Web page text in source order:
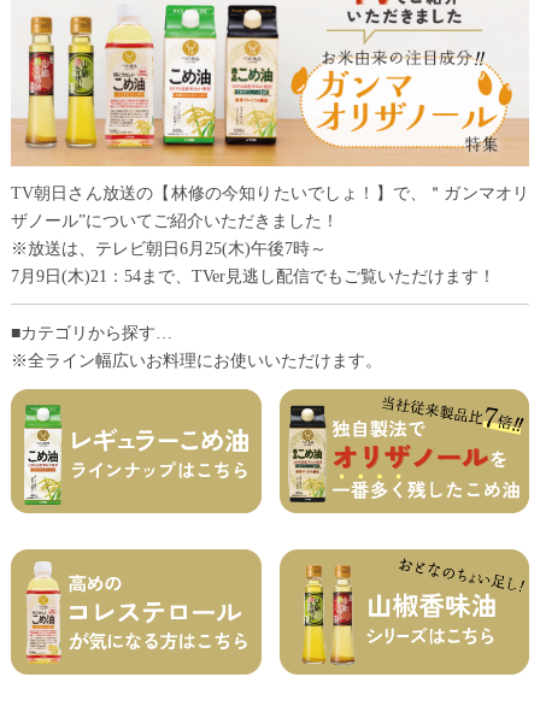
TV朝日さん放送の【林修の今知りたいでしょ！】で、＂ガンマオリ
ザノール”についてご紹介いただきました！
※放送は、テレビ朝日6月25(木)午後7時～
7月9日(木)21：54まで、TVer見逃し配信でもご覧いただけます！
■カテゴリから探す…
※全ライン幅広いお料理にお使いいただけます。